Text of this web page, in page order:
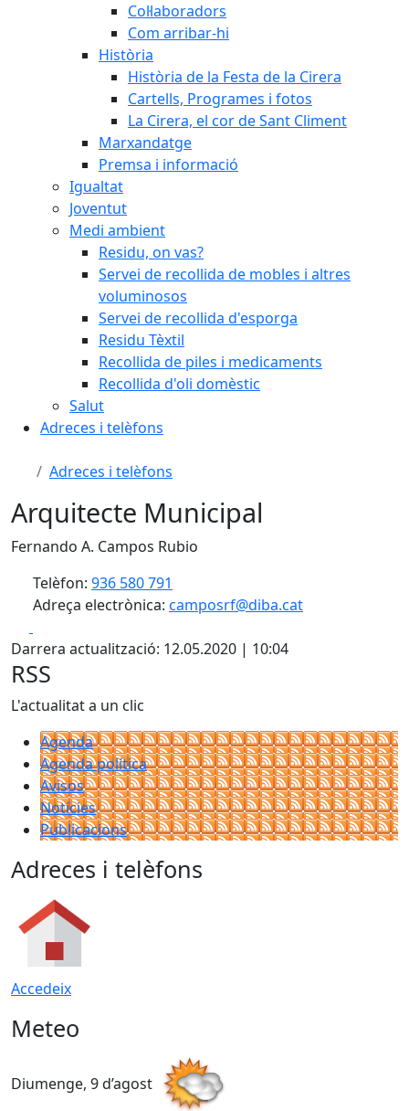
Col·laboradors
Com arribar-hi
Història
Història de la Festa de la Cirera
Cartells, Programes i fotos
La Cirera, el cor de Sant Climent
Marxandatge
Premsa i informació
Igualtat
Joventut
Medi ambient
Residu, on vas?
Servei de recollida de mobles i altres
voluminosos
Servei de recollida d'esporga
Residu Tèxtil
Recollida de piles i medicaments
Recollida d'oli domèstic
Salut
Adreces i telèfons
Adreces i telèfons
Arquitecte Municipal
Fernando A. Campos Rubio
Telèfon: 936 580 791
Adreça electrònica: camposrf@diba.cat
Darrera actualització: 12.05.2020 | 10:04
RSS
L'actualitat a un clic
Agenda
Agenda política
Avisos
Notícies
Publicacions
Adreces i telèfons
Accedeix
Meteo
Diumenge, 9 d’agost